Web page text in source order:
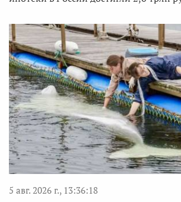
5 авг. 2026 г., 13:36:18